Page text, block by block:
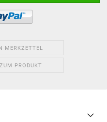
MERKZETTEL
PRODUKT